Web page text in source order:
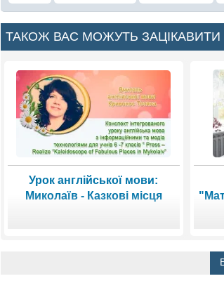
ТАКОЖ ВАС МОЖУТЬ ЗАЦІКАВИТИ
Урок англійської мови:
Миколаїв - Казкові місця